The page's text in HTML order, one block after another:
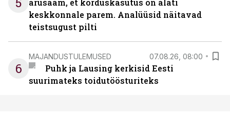
arusaam, et korduskasutus on alati
keskkonnale parem. Analüüsid näitavad
teistsugust pilti
6
MAJANDUSTULEMUSED 07.08.26, 08:00
Puhk ja Lausing kerkisid Eesti
suurimateks toidutöösturiteks